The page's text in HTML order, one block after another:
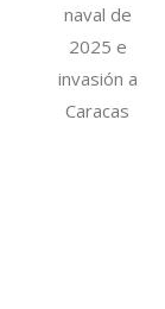
naval de
2025 e
invasión a
Caracas